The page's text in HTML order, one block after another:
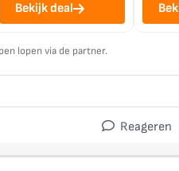
Bekijk deal
lopen via de partner.
Reageren